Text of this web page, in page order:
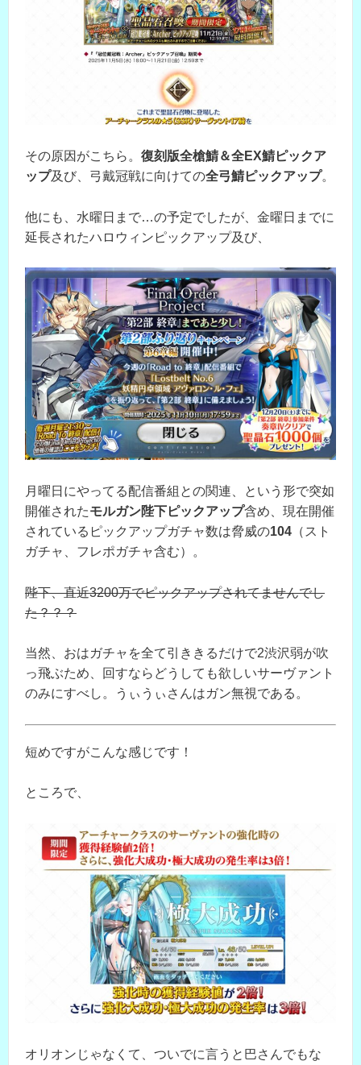
その原因がこちら。 復刻版全槍鯖＆全EX鯖ピックア
ップ及び、弓戴冠戦に向けての全弓鯖ピックアップ。
他にも、水曜日まで…の予定でしたが、金曜日までに
延長されたハロウィンピックアップ及び、
月曜日にやってる配信番組との関連、という形で突如
開催されたモルガン陛下ピックアップ含め、現在開催
されているピックアップガチャ数は脅威の104 （スト
ガチャ、フレポガチャ含む）。
陛下、直近3200万でピックアップされてませんでし
た？？？
当然、おはガチャを全て引ききるだけで2渋沢弱が吹
っ飛ぶため、回すならどうしても欲しいサーヴァント
のみにすべし。うぃうぃさんはガン無視である。
短めですがこんな感じです！
ところで、
オリオンじゃなくて、ついでに言うと巴さんでもな